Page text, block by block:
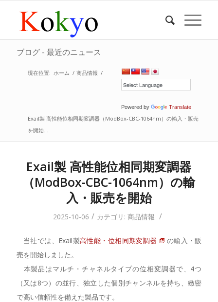
ブログ - 最近のニュース
Powered by Translate
現在位置: ホーム / 商品情報 /
Exail製 高性能位相同期変調器（ModBox-CBC-1064nm）の輸入・販売
を開始...
Exail製 高性能位相同期変調器
（ModBox-CBC-1064nm）の輸
入・販売を開始
2025-10-06 / カテゴリ:商品情報 /
当社では、Exail製高性能・位相同期変調器
の輸入・販
売を開始しました。
本製品はマルチ・チャネルタイプの位相変調器で、4つ
（又は8つ）の並行、独立した個別チャンネルを持ち、緻密
で高い信頼性を備えた製品です。